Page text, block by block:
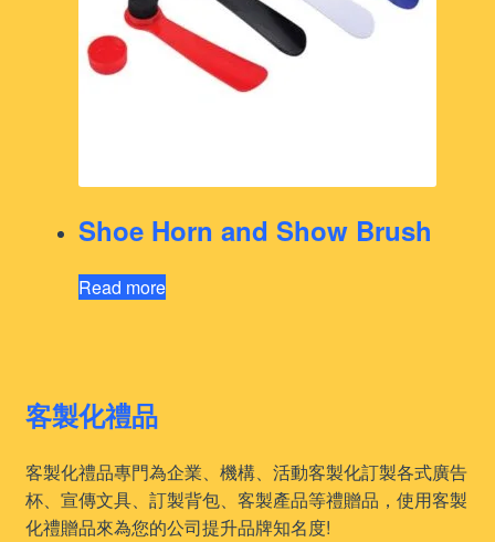
Shoe Horn and Show Brush
Read more
客製化禮品
客製化禮品專門為企業、機構、活動客製化訂製各式廣告
杯、宣傳文具、訂製背包、客製產品等禮贈品，使用客製
化禮贈品來為您的公司提升品牌知名度!